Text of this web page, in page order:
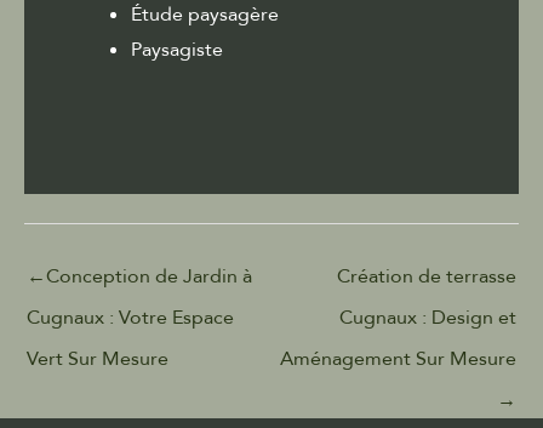
Étude paysagère
Paysagiste
←Conception de Jardin à
Cugnaux : Votre Espace
Vert Sur Mesure
Création de terrasse
Cugnaux : Design et
Aménagement Sur Mesure
→